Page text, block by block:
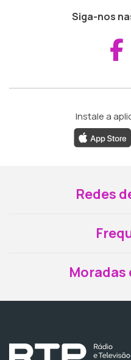
Siga-nos
Instale a
Redes
Moradas